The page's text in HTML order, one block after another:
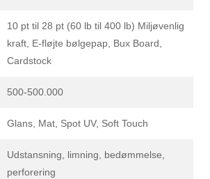
10 pt til 28 pt (60 lb til 400 lb) Miljøvenlig
kraft, E-fløjte bølgepap, Bux Board,
Cardstock
500-500.000
Glans, Mat, Spot UV, Soft Touch
Udstansning, limning, bedømmelse,
perforering